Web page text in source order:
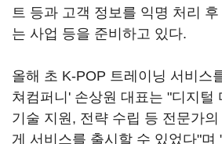
트 등과 고객 정보를 익명 처리
는 사업 등을 준비하고 있다.
올해 초 K-POP 트레이닝 서비스
쳐컴퍼니' 손상원 대표는 "디지털
기술 지원, 전략 수립 등 전문가
게 서비스를 출시할 수 있었다"며